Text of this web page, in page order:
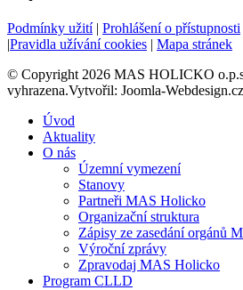
Podmínky užití| Prohlášení o přístupnosti
|Pravidla užívání cookies | Mapa stránek
© Copyright 2026 MAS HOLICKO
vyhrazena.Vytvořil: Joomla-Webdesign.cz
Úvod
Aktuality
O nás
Územní vymezení
Stanovy
Partneři MAS Holicko
Organizační struktura
Zápisy ze zasedání orgánů
Výroční zprávy
Zpravodaj MAS Holicko
Program CLLD